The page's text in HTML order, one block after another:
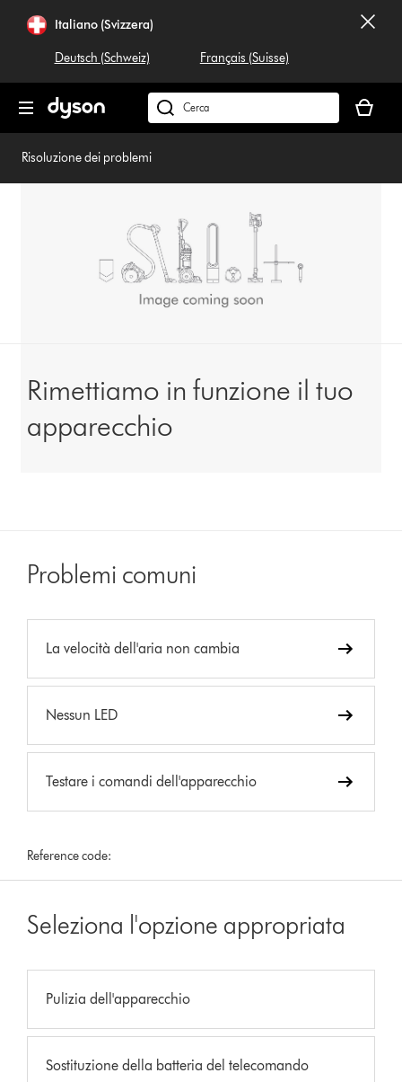
navigazioneItaliano (Svizzera)
Deutsch (Schweiz) Français (Suisse)
Cerca
su
carrello
è
Risoluzione dei problemi
Rimettiamo in funzione il tuo
apparecchio
Problemi comuni
La velocità dell'aria non cambia
Nessun LED
Testare i comandi dell'apparecchio
Reference code:
Seleziona l'opzione appropriata
Pulizia dell'apparecchio
Sostituzione della batteria del telecomando